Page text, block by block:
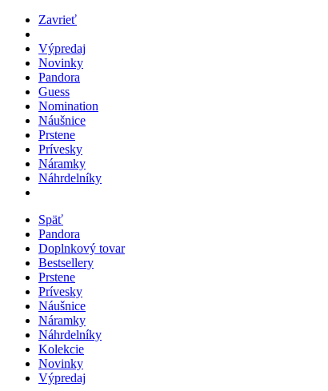
Zavrieť
Výpredaj
Novinky
Pandora
Guess
Nomination
Náušnice
Prstene
Prívesky
Náramky
Náhrdelníky
Späť
Pandora
Doplnkový tovar
Bestsellery
Prstene
Prívesky
Náušnice
Náramky
Náhrdelníky
Kolekcie
Novinky
Výpredaj